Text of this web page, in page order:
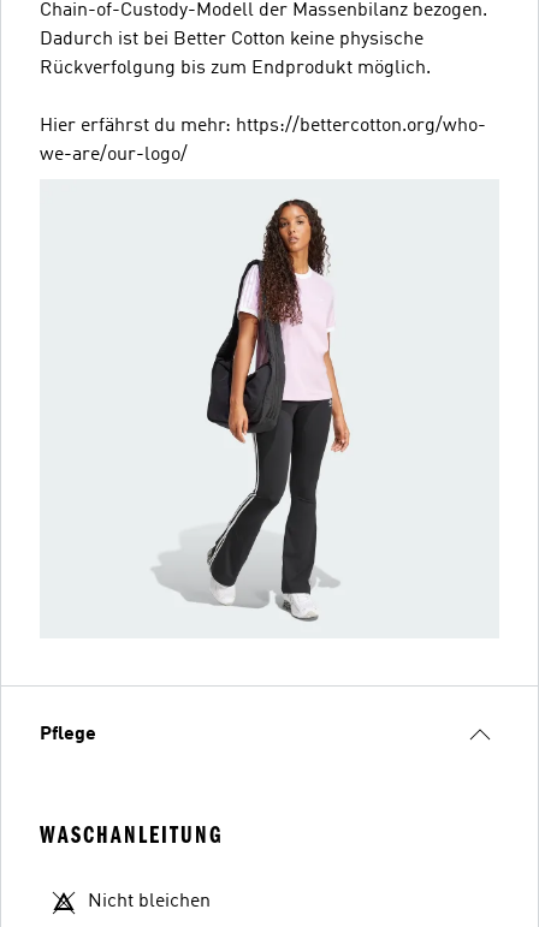
Chain-of-Custody-Modell der Massenbilanz bezogen.
Dadurch ist bei Better Cotton keine physische
Rückverfolgung bis zum Endprodukt möglich.
Hier erfährst du mehr: https://bettercotton.org/who-
we-are/our-logo/
Pflege
WASCHANLEITUNG
Nicht bleichen